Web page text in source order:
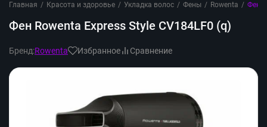
Главная / Красота и здоровье / Укладка волос / Фены / Rowenta / Фен
Фен Rowenta Express Style CV184LF0 (q)
Бренд:Rowenta Избранное Сравнение